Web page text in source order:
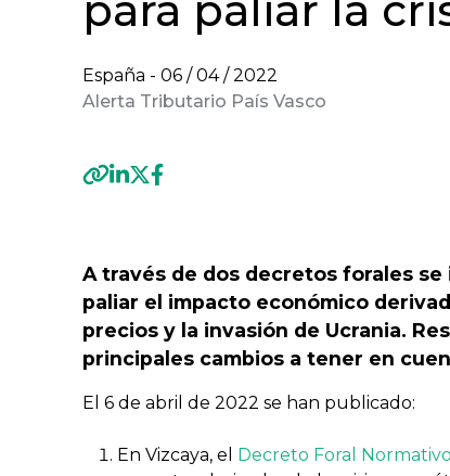
España - 06 / 04 / 2022
Alerta Tributario País Vasco
A través de dos decretos forales
paliar el impacto económico
precios y la invasión de Ucrania.
principales cambios a tener en
El 6 de abril de 2022 se han publicado:
En Vizcaya, el Decreto Foral